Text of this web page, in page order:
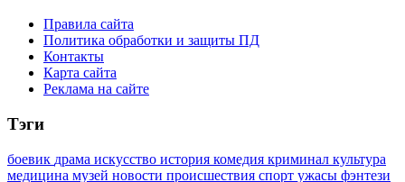
Правила сайта
Политика обработки и защиты ПД
Контакты
Карта сайта
Реклама на сайте
Тэги
боевик драма искусство история комедия криминал культура
медицина музей новости происшествия спорт ужасы фэнтези